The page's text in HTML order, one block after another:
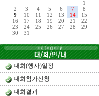
1
2
3 4 5 6 7
8
9
10 11 12 13 14
15
16
17 18 19 20 21
22
23
24 25 26 27 28
29
30
31
대회(행사)일정
대회참가신청
대회결과